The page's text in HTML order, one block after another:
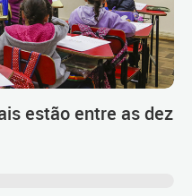
estão entre as dez